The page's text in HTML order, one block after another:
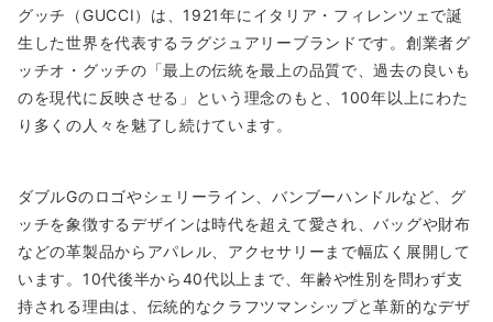
グッチ（GUCCI）は、1921年にイタリア・フィレンツェで誕
生した世界を代表するラグジュアリーブランドです。創業者グ
ッチオ・グッチの「最上の伝統を最上の品質で、過去の良いも
のを現代に反映させる」という理念のもと、100年以上にわた
り多くの人々を魅了し続けています。
ダブルGのロゴやシェリーライン、バンブーハンドルなど、グ
ッチを象徴するデザインは時代を超えて愛され、バッグや財布
などの革製品からアパレル、アクセサリーまで幅広く展開して
います。10代後半から40代以上まで、年齢や性別を問わず支
持される理由は、伝統的なクラフツマンシップと革新的なデザ